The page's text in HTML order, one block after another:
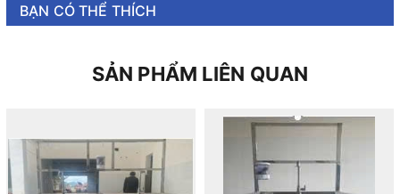
BẠN CÓ THỂ THÍCH
SẢN PHẨM LIÊN QUAN